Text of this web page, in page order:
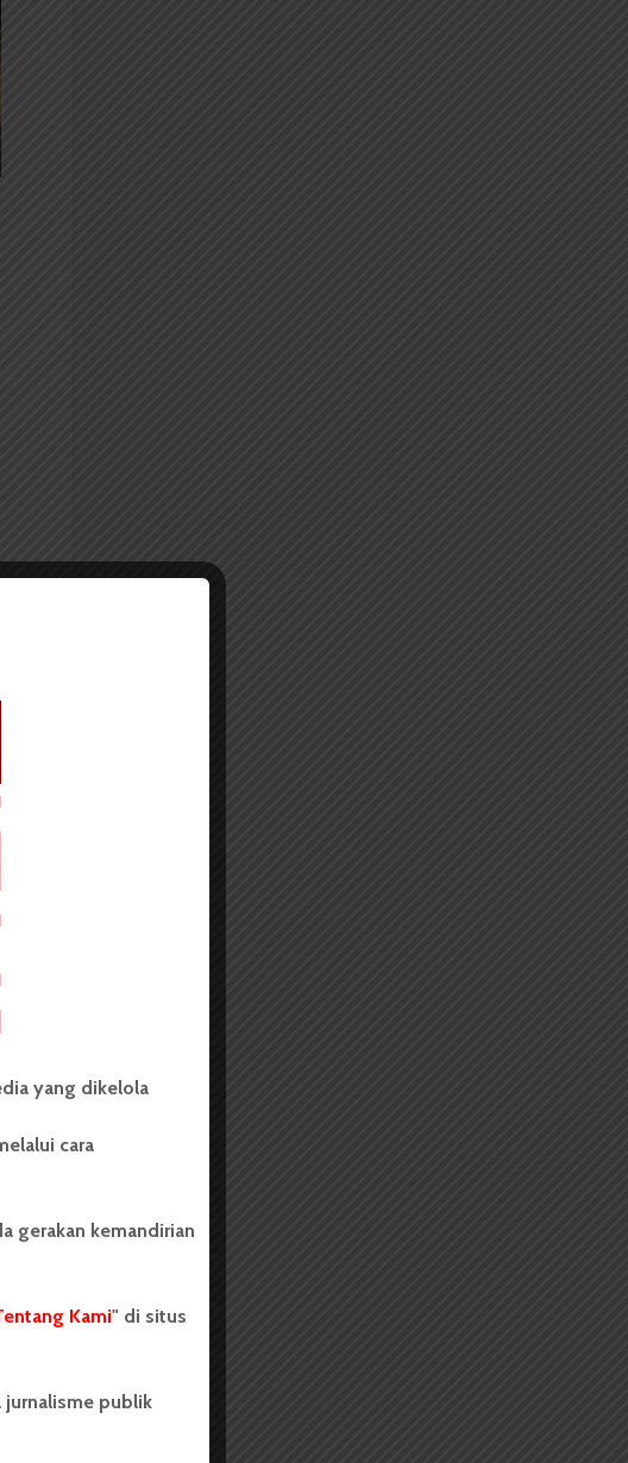
yang dikelola
cara
gerakan kemandirian
Kami" di situs
jurnalisme publik